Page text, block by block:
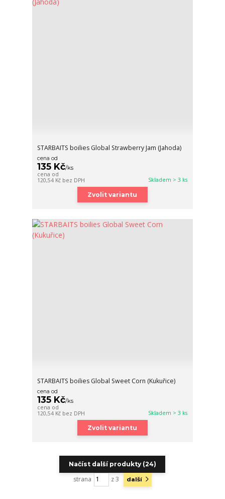
STARBAITS boilies Global Strawberry Jam (Jahoda)
cena od
135 Kč/ks
cena od
120,54 Kč bez DPH Skladem > 3 ks
Zvolit variantu
STARBAITS boilies Global Sweet Corn (Kukuřice)
cena od
135 Kč/ks
cena od
120,54 Kč bez DPH Skladem > 3 ks
Zvolit variantu
Načíst další produkty (24)
strana z 3 další